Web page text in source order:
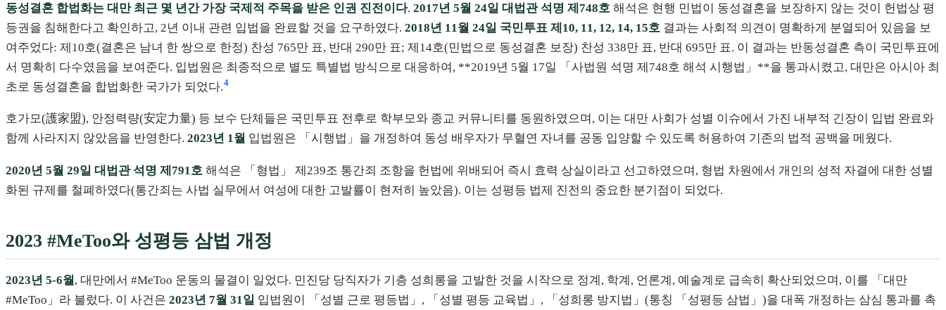
동성결혼 합법화는 대만 최근 몇 년간 가장 국제적 주목을 받은 인권 진전이다. 2017년 5월 24일 대법관 석명 제748호 해석은 현행 민법이 동성결혼을 보장하지 않는 것이 헌법상 평
등권을 침해한다고 확인하고, 2년 이내 관련 입법을 완료할 것을 요구하였다. 2018년 11월 24일 국민투표 제10, 11, 12, 14, 15호 결과는 사회적 의견이 명확하게 분열되어 있음을 보
여주었다: 제10호(결혼은 남녀 한 쌍으로 한정) 찬성 765만 표, 반대 290만 표; 제14호(민법으로 동성결혼 보장) 찬성 338만 표, 반대 695만 표. 이 결과는 반동성결혼 측이 국민투표에
서 명확히 다수였음을 보여준다. 입법원은 최종적으로 별도 특별법 방식으로 대응하여, **2019년 5월 17일 「사법원 석명 제748호 해석 시행법」**을 통과시켰고, 대만은 아시아 최
초로 동성결혼을 합법화한 국가가 되었다.4
호가모(護家盟), 안정력량(安定力量) 등 보수 단체들은 국민투표 전후로 학부모와 종교 커뮤니티를 동원하였으며, 이는 대만 사회가 성별 이슈에서 가진 내부적 긴장이 입법 완료와
함께 사라지지 않았음을 반영한다. 2023년 1월 입법원은 「시행법」을 개정하여 동성 배우자가 무혈연 자녀를 공동 입양할 수 있도록 허용하여 기존의 법적 공백을 메웠다.
2020년 5월 29일 대법관 석명 제791호 해석은 「형법」 제239조 통간죄 조항을 헌법에 위배되어 즉시 효력 상실이라고 선고하였으며, 형법 차원에서 개인의 성적 자결에 대한 성별
화된 규제를 철폐하였다(통간죄는 사법 실무에서 여성에 대한 고발률이 현저히 높았음). 이는 성평등 법제 진전의 중요한 분기점이 되었다.
2023 #MeToo와 성평등 삼법 개정
2023년 5-6월 , 대만에서 #MeToo 운동의 물결이 일었다. 민진당 당직자가 기층 성희롱을 고발한 것을 시작으로 정계, 학계, 언론계, 예술계로 급속히 확산되었으며, 이를 「대만
#MeToo」라 불렀다. 이 사건은 2023년 7월 31일 입법원이 「성별 근로 평등법」, 「성별 평등 교육법」, 「성희롱 방지법」(통칭 「성평등 삼법」)을 대폭 개정하는 삼심 통과를 촉